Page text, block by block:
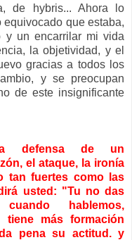
de hybris... Ahora lo
que estaba,
y un encarrilar mi vida
la objetividad, y el
gracias a todos los
y se preocupan
de este insignificante
defensa de un
el ataque, la ironía
tan fuertes como las
usted: "Tu no das
hablemos,
tiene más formación
pena su actitud. y